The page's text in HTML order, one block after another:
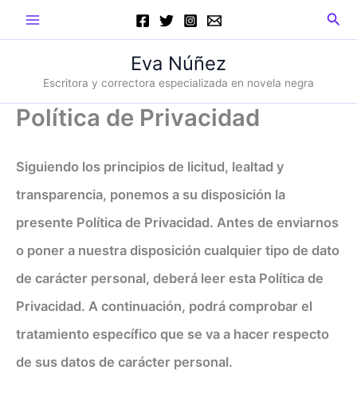
Main
Menu
Eva Núñez
Escritora y correctora especializada en novela negra
Política de Privacidad
Siguiendo los principios de licitud, lealtad y
transparencia, ponemos a su disposición la
presente Política de Privacidad. Antes de enviarnos
o poner a nuestra disposición cualquier tipo de dato
de carácter personal, deberá leer esta Política de
Privacidad. A continuación, podrá comprobar el
tratamiento específico que se va a hacer respecto
de sus datos de carácter personal.